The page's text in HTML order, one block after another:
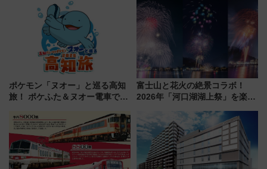
ブ」今秋登場 ―予測不能の恐
怖に泣き叫べ―
暇村のお得な日帰りプランも登
ポケモン「ヌオー」と巡る高知
旅！ ポケふた＆ヌオー電車で楽
路の絶景と絶品グルメを満喫！
（7月18日スタート）
富士山と花火の絶景コラボ！
2026年「河口湖湖上祭」を楽し